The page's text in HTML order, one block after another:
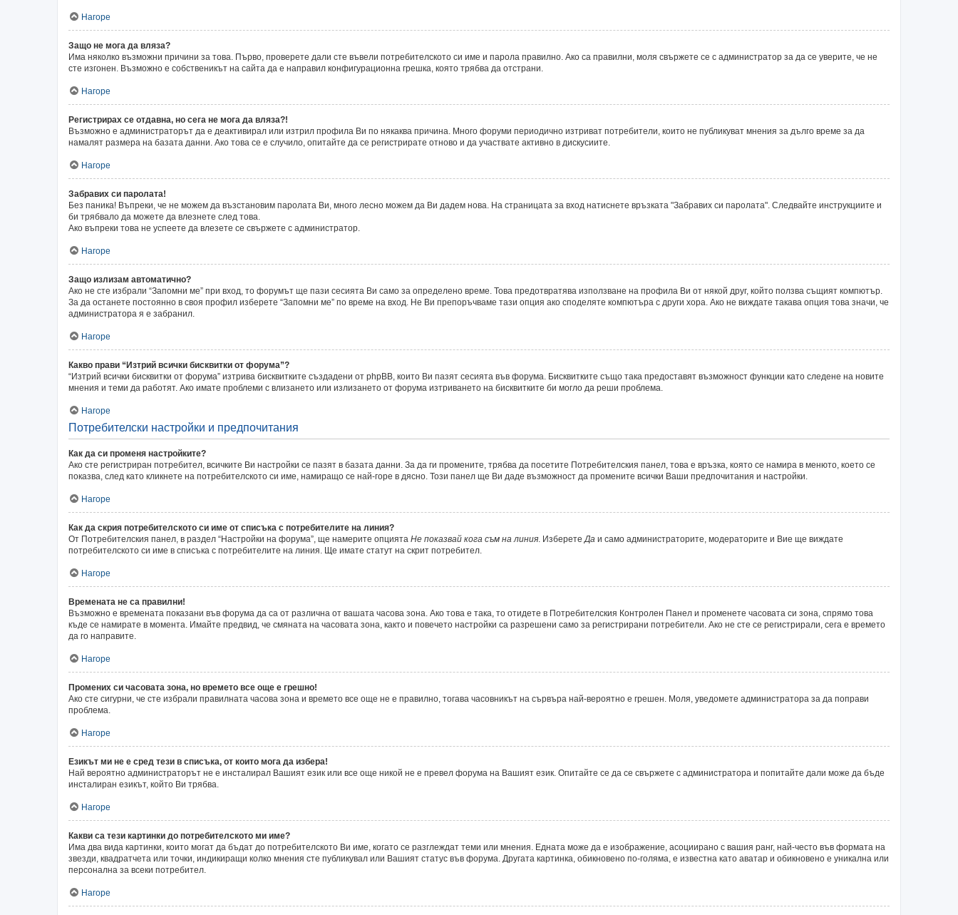
Нагоре
Защо не мога да вляза?
Има няколко възможни причини за това. Първо, проверете дали сте въвели потребителското си име и парола правилно. Ако са правилни, моля свържете се с администратор за да се уверите, че не
сте изгонен. Възможно е собственикът на сайта да е направил конфигурационна грешка, която трябва да отстрани.
Нагоре
Регистрирах се отдавна, но сега не мога да вляза?!
Възможно е администраторът да е деактивирал или изтрил профила Ви по някаква причина. Много форуми периодично изтриват потребители, които не публикуват мнения за дълго време за да
намалят размера на базата данни. Ако това се е случило, опитайте да се регистрирате отново и да участвате активно в дискусиите.
Нагоре
Забравих си паролата!
Без паника! Въпреки, че не можем да възстановим паролата Ви, много лесно можем да Ви дадем нова. На страницата за вход натиснете връзката "Забравих си паролата". Следвайте инструкциите и
би трябвало да можете да влезнете след това.
Ако въпреки това не успеете да влезете се свържете с администратор.
Нагоре
Защо излизам автоматично?
Ако не сте избрали “Запомни ме” при вход, то форумът ще пази сесията Ви само за определено време. Това предотвратява използване на профила Ви от някой друг, който ползва същият компютър.
За да останете постоянно в своя профил изберете “Запомни ме” по време на вход. Не Ви препоръчваме тази опция ако споделяте компютъра с други хора. Ако не виждате такава опция това значи, че
администратора я е забранил.
Нагоре
Какво прави “Изтрий всички бисквитки от форума”?
“Изтрий всички бисквитки от форума” изтрива бисквитките създадени от phpBB, които Ви пазят сесията във форума. Бисквитките също така предоставят възможност функции като следене на новите
мнения и теми да работят. Ако имате проблеми с влизането или излизането от форума изтриването на бисквитките би могло да реши проблема.
Нагоре
Потребителски настройки и предпочитания
Как да си променя настройките?
Ако сте регистриран потребител, всичките Ви настройки се пазят в базата данни. За да ги промените, трябва да посетите Потребителския панел, това е връзка, която се намира в менюто, което се
показва, след като кликнете на потребителското си име, намиращо се най-горе в дясно. Този панел ще Ви даде възможност да промените всички Ваши предпочитания и настройки.
Нагоре
Как да скрия потребителското си име от списъка с потребителите на линия?
От Потребителския панел, в раздел “Настройки на форума”, ще намерите опцията Не показвай кога съм на линия . Изберете Да и само администраторите, модераторите и Вие ще виждате
потребителското си име в списъка с потребителите на линия. Ще имате статут на скрит потребител.
Нагоре
Времената не са правилни!
Възможно е времената показани във форума да са от различна от вашата часова зона. Ако това е така, то отидете в Потребителския Контролен Панел и променете часовата си зона, спрямо това
къде се намирате в момента. Имайте предвид, че смяната на часовата зона, както и повечето настройки са разрешени само за регистрирани потребители. Ако не сте се регистрирали, сега е времето
да го направите.
Нагоре
Промених си часовата зона, но времето все още е грешно!
Ако сте сигурни, че сте избрали правилната часова зона и времето все още не е правилно, тогава часовникът на сървъра най-вероятно е грешен. Моля, уведомете администратора за да поправи
проблема.
Нагоре
Езикът ми не е сред тези в списъка, от които мога да избера!
Най вероятно администраторът не е инсталирал Вашият език или все още никой не е превел форума на Вашият език. Опитайте се да се свържете с администратора и попитайте дали може да бъде
инсталиран езикът, който Ви трябва.
Нагоре
Какви са тези картинки до потребителското ми име?
Има два вида картинки, които могат да бъдат до потребителското Ви име, когато се разглеждат теми или мнения. Едната може да е изображение, асоциирано с вашия ранг, най-често във формата на
звезди, квадратчета или точки, индикиращи колко мнения сте публикувал или Вашият статус във форума. Другата картинка, обикновено по-голяма, е известна като аватар и обикновено е уникална или
персонална за всеки потребител.
Нагоре